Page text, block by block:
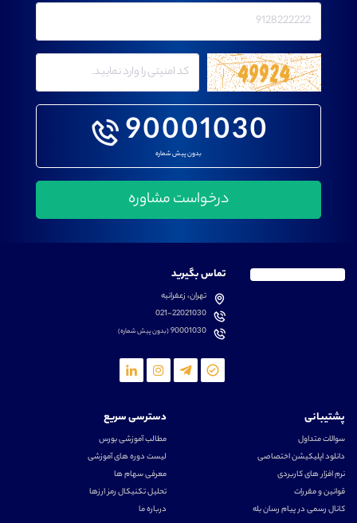
90001030
بدون پیش شماره
تماس بگیرید
تهران، زعفرانیه
021-22021030
90001030(بدون پیش شماره)
پشتیبانی
سوالات متداول
دانلود اپلیکیشن اختصاصی
نرم افزار های کاربردی
قوانین و مقررات
کانال رسمی در پیام رسان بله
دسترسی سریع
مطالب آموزشی بورس
لیست دوره های آموزشی
معرفی سهام ها
تحلیل تکنیکال رمز ارزها
درباره ما